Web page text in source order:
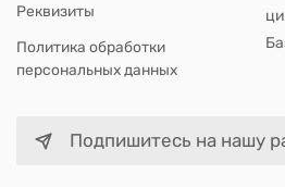
Реквизиты
Политика обработки
персональных данных
Подпишитесь на нашу